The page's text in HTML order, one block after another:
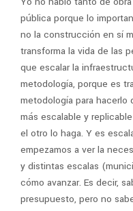
pública porque lo
no la construcción en sí
transforma la vida de las
que escalar la
metodología, porque es
metodología para hacerlo
más escalable y
el otro lo haga. Y es
empezamos a ver la
y distintas escalas
cómo avanzar. Es decir,
presupuesto, pero no